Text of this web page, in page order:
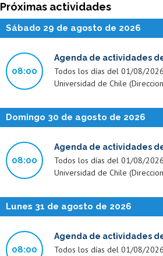
Próximas actividades
Sábado 29 de agosto de 2026
08:00
Agenda de actividades
Todos los días del 01/08/
Universidad de Chile
Domingo 30 de agosto de 2026
08:00
Agenda de actividades
Todos los días del 01/08/
Universidad de Chile
Lunes 31 de agosto de 2026
08:00
Agenda de actividades
Todos los días del 01/08/